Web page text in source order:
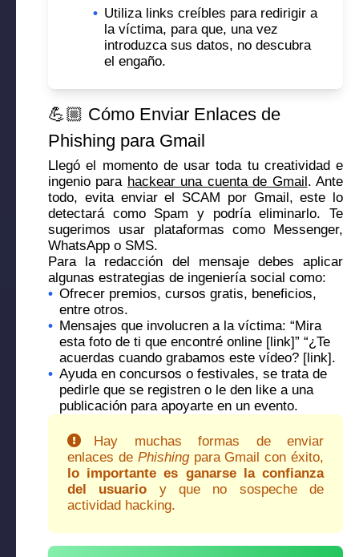
• Utiliza links creíbles para redirigir a
la víctima, para que, una vez
introduzca sus datos, no descubra
el engaño.
💪🏼 Cómo Enviar Enlaces de
Phishing para Gmail
Llegó el momento de usar toda tu creatividad e
ingenio para hackear una cuenta de Gmail . Ante
todo, evita enviar el SCAM por Gmail, este lo
detectará como Spam y podría eliminarlo. Te
sugerimos usar plataformas como Messenger,
WhatsApp o SMS.
Para la redacción del mensaje debes aplicar
algunas estrategias de ingeniería social como:
• Ofrecer premios, cursos gratis, beneficios,
entre otros.
• Mensajes que involucren a la víctima: “Mira
esta foto de ti que encontré online [link]” “¿Te
acuerdas cuando grabamos este vídeo? [link].
• Ayuda en concursos o festivales, se trata de
pedirle que se registren o le den like a una
publicación para apoyarte en un evento.
Hay muchas formas de enviar
enlaces de Phishingpara Gmail con éxito,
lo importante es ganarse la confianza
del usuario y que no sospeche de
actividad hacking.